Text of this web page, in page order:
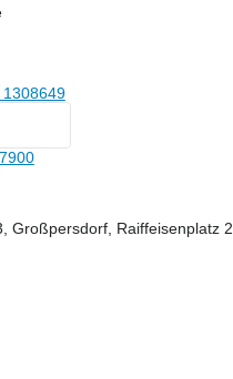
Großpersdorf, Raiffeisenplatz 2